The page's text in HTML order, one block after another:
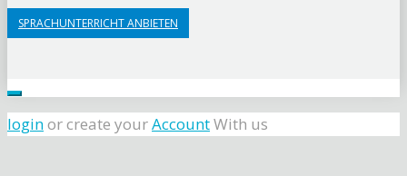
SPRACHUNTERRICHT ANBIETEN
loginor create yourAccountWith us